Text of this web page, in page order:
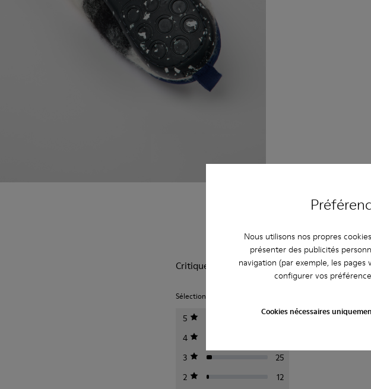
Nous utilisons nos propres
présenter des publicités
navigation (par exemple, les
configurer vos
Cookies nécessaires
Critiques sur Wabi
Sélectionnez un classement ci-dessous pour filtrer les avis.
5
4
3
25
2
12